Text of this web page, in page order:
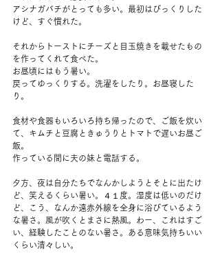
アシナガバチがとっても多い。最初はびっくりした
けど、すぐ慣れた。
それからトーストにチーズと目玉焼きを載せたもの
を作ってくれて食べた。
お昼頃にはもう暑い。
戻ってゆっくりする。洗濯をしたり。お昼寝した
り。
食材や食器もいろいろ持ち帰ったので、ご飯を炊い
て、キムチと豆腐ときゅうりとトマトで遅いお昼ご
飯。
作っている間に夫の妹と電話する。
夕方、夜は自分たちでなんかしようとそとに出たけ
ど、笑えるくらい暑い。４１度。湿度は低いのだけ
ど、こう、なんか遠赤外線を全身に浴びているよう
な暑さ。風が吹くとまさに熱風。わー、これはすご
い、経験したことのない暑さ。ある意味気持ちいい
くらい清々しい。